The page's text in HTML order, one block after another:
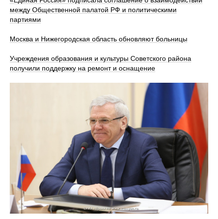
между Общественной палатой РФ и политическими
партиями
Москва и Нижегородская область обновляют больницы
Учреждения образования и культуры Советского района
получили поддержку на ремонт и оснащение